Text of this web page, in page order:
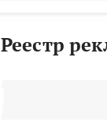
Реестр